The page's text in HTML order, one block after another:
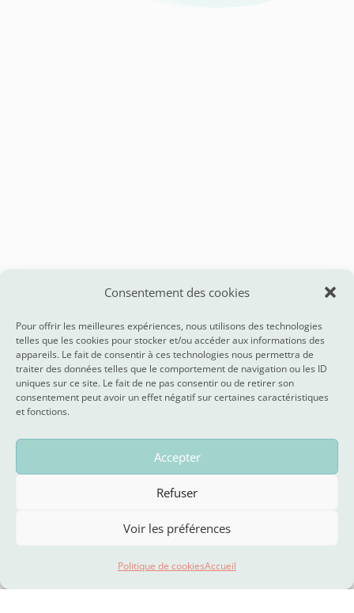
Consentement des cookies
Pour offrir les meilleures expériences, nous utilisons des technologies
telles que les cookies pour stocker et/ou accéder aux informations des
appareils. Le fait de consentir à ces technologies nous permettra de
traiter des données telles que le comportement de navigation ou les ID
uniques sur ce site. Le fait de ne pas consentir ou de retirer son
consentement peut avoir un effet négatif sur certaines caractéristiques
et fonctions.
Accepter
Refuser
Voir les préférences
Politique de cookiesAccueil
Témoignages
Elles en parlent…